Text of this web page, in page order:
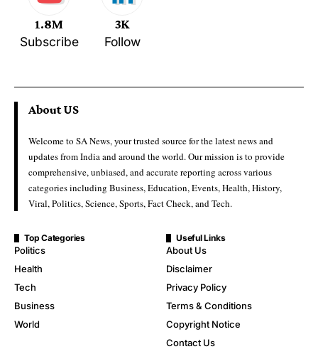
1.8M
Subscribe
3K
Follow
About US
Welcome to SA News, your trusted source for the latest news and
updates from India and around the world. Our mission is to provide
comprehensive, unbiased, and accurate reporting across various
categories including Business, Education, Events, Health, History,
Viral, Politics, Science, Sports, Fact Check, and Tech.
Top Categories
Politics
Health
Tech
Business
World
Useful Links
About Us
Disclaimer
Privacy Policy
Terms & Conditions
Copyright Notice
Contact Us